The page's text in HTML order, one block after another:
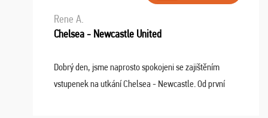
Rene A.
Chelsea - Newcastle United
Dobrý den, jsme naprosto spokojeni se zajištěním
vstupenek na utkání Chelsea - Newcastle. Od první